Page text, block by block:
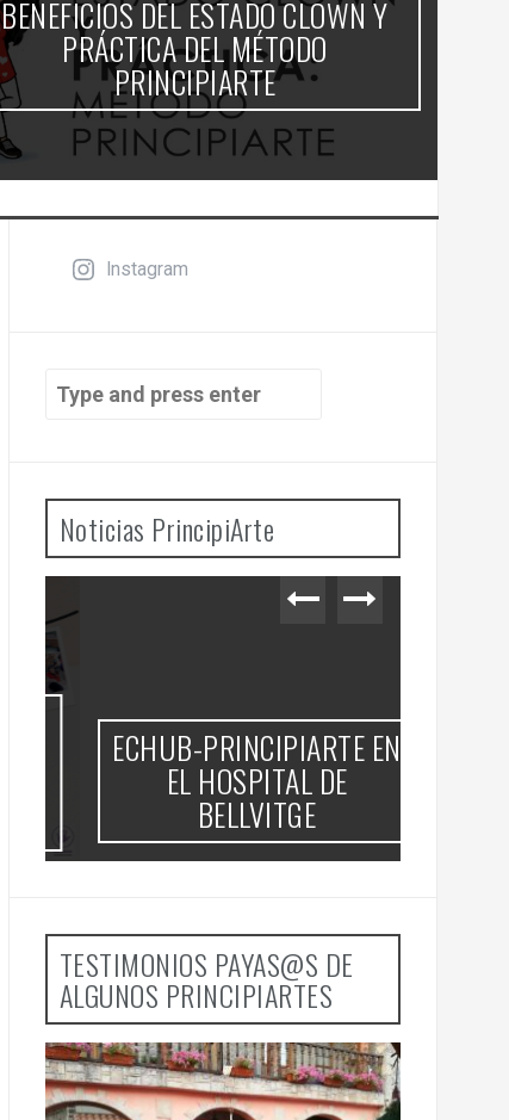
BENEFICIOS DEL ESTADO CLOWN Y
PRÁCTICA DEL MÉTODO
PRINCIPIARTE
Instagram
Search
for:
Noticias PrincipiArte
ECHUB-PRINCIPIARTE EN
EL HOSPITAL DE
BELLVITGE
TESTIMONIOS PAYAS@S DE
ALGUNOS PRINCIPIARTES